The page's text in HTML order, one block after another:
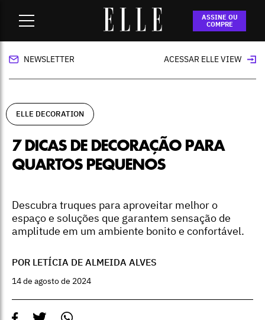
ASSINE OU
COMPRE
-7 dicas de decoração para quartos
pequenos
NEWSLETTER ACESSAR ELLE VIEW
ELLE DECORATION
7 DICAS DE DECORAÇÃO PARA
QUARTOS PEQUENOS
Descubra truques para aproveitar melhor o
espaço e soluções que garantem sensação de
amplitude em um ambiente bonito e confortável.
POR LETÍCIA DE ALMEIDA ALVES
14 de agosto de 2024